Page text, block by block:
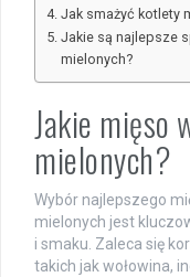
Jak smażyć kotlety
Jakie są najlepsze
mielonych?
Jakie mięso
mielonych?
Wybór najlepszego
mielonych jest
i smaku. Zaleca się
takich jak wołowina,